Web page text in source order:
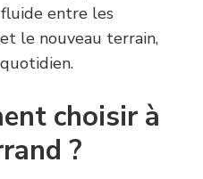
entre les
le nouveau terrain,
choisir à
?